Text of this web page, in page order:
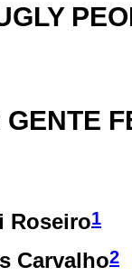
Roseiro1
Carvalho2